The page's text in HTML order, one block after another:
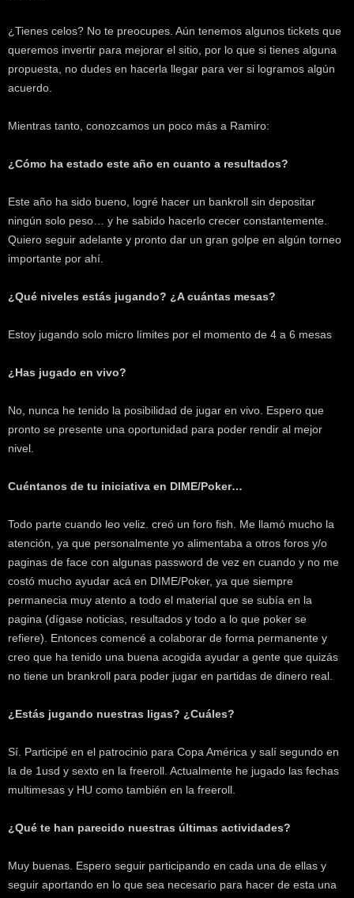
¿Tienes celos? No te preocupes. Aún tenemos algunos tickets que
queremos invertir para mejorar el sitio, por lo que si tienes alguna
propuesta, no dudes en hacerla llegar para ver si logramos algún
acuerdo.
Mientras tanto, conozcamos un poco más a Ramiro:
¿Cómo ha estado este año en cuanto a resultados?
Este año ha sido bueno, logré hacer un bankroll sin depositar
ningún solo peso… y he sabido hacerlo crecer constantemente.
Quiero seguir adelante y pronto dar un gran golpe en algún torneo
importante por ahí.
¿Qué niveles estás jugando? ¿A cuántas mesas?
Estoy jugando solo micro límites por el momento de 4 a 6 mesas
¿Has jugado en vivo?
No, nunca he tenido la posibilidad de jugar en vivo. Espero que
pronto se presente una oportunidad para poder rendir al mejor
nivel.
Cuéntanos de tu iniciativa en DIME/Poker…
Todo parte cuando leo veliz. creó un foro fish. Me llamó mucho la
atención, ya que personalmente yo alimentaba a otros foros y/o
paginas de face con algunas password de vez en cuando y no me
costó mucho ayudar acá en DIME/Poker, ya que siempre
permanecia muy atento a todo el material que se subía en la
pagina (dígase noticias, resultados y todo a lo que poker se
refiere). Entonces comencé a colaborar de forma permanente y
creo que ha tenido una buena acogida ayudar a gente que quizás
no tiene un brankroll para poder jugar en partidas de dinero real.
¿Estás jugando nuestras ligas? ¿Cuáles?
Sí. Participé en el patrocinio para Copa América y salí segundo en
la de 1usd y sexto en la freeroll. Actualmente he jugado las fechas
multimesas y HU como también en la freeroll.
¿Qué te han parecido nuestras últimas actividades?
Muy buenas. Espero seguir participando en cada una de ellas y
seguir aportando en lo que sea necesario para hacer de esta una